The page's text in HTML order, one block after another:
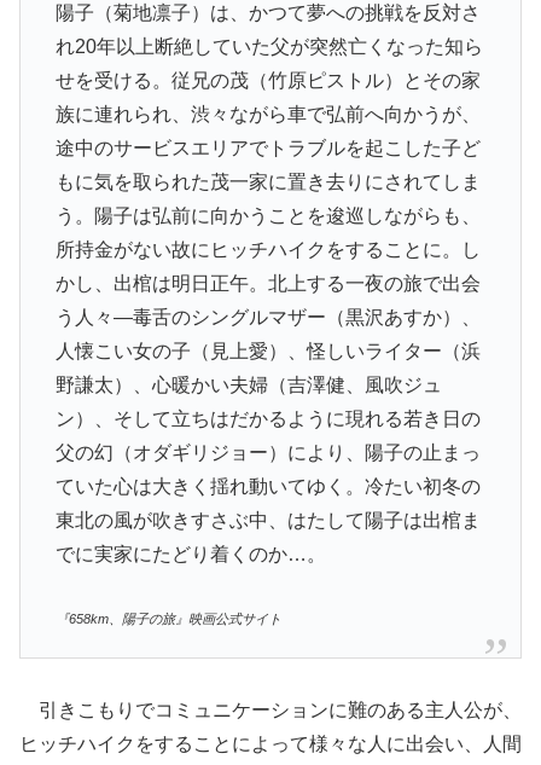
陽子（菊地凛子）は、かつて夢への挑戦を反対さ
れ20年以上断絶していた父が突然亡くなった知ら
せを受ける。従兄の茂（竹原ピストル）とその家
族に連れられ、渋々ながら車で弘前へ向かうが、
途中のサービスエリアでトラブルを起こした子ど
もに気を取られた茂一家に置き去りにされてしま
う。陽子は弘前に向かうことを逡巡しながらも、
所持金がない故にヒッチハイクをすることに。し
かし、出棺は明日正午。北上する一夜の旅で出会
う人々―毒舌のシングルマザー（黒沢あすか）、
人懐こい女の子（見上愛）、怪しいライター（浜
野謙太）、心暖かい夫婦（吉澤健、風吹ジュ
ン）、そして立ちはだかるように現れる若き日の
父の幻（オダギリジョー）により、陽子の止まっ
ていた心は大きく揺れ動いてゆく。冷たい初冬の
東北の風が吹きすさぶ中、はたして陽子は出棺ま
でに実家にたどり着くのか…。
『658km、陽子の旅』映画公式サイト
引きこもりでコミュニケーションに難のある主人公が、
ヒッチハイクをすることによって様々な人に出会い、人間